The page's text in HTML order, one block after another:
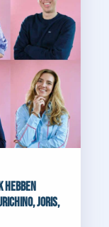
hebben
Joris,